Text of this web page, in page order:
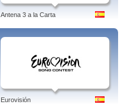
Antena 3 a la Carta
Eurovisión